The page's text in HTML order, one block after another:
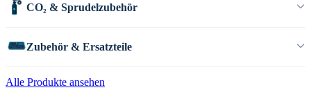
CO₂ & Sprudelzubehör
Zubehör & Ersatzteile
Alle Produkte ansehen